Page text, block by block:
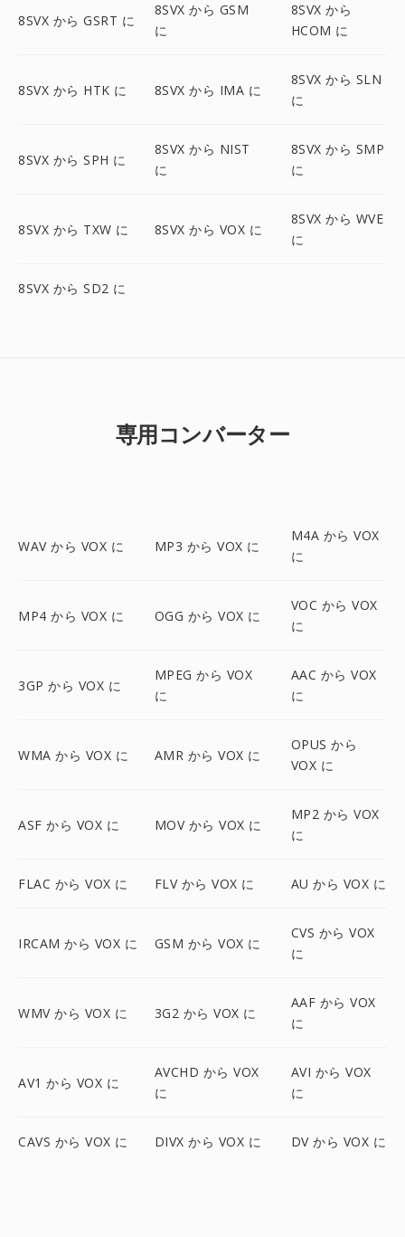
8SVX から GSRT に
8SVX から GSM
に
8SVX から
HCOM に
8SVX から HTK に 8SVX から IMA に
8SVX から SLN
に
8SVX から SPH に
8SVX から NIST
に
8SVX から SMP
に
8SVX から TXW に 8SVX から VOX に
8SVX から WVE
に
8SVX から SD2 に
専用コンバーター
WAV から VOX に MP3 から VOX に
M4A から VOX
に
MP4 から VOX に OGG から VOX に
VOC から VOX
に
3GP から VOX に
MPEG から VOX
に
AAC から VOX
に
WMA から VOX に AMR から VOX に
OPUS から
VOX に
ASF から VOX に MOV から VOX に
MP2 から VOX
に
FLAC から VOX に FLV から VOX に AU から VOX に
IRCAM から VOX に GSM から VOX に
CVS から VOX
に
WMV から VOX に 3G2 から VOX に
AAF から VOX
に
AV1 から VOX に
AVCHD から VOX
に
AVI から VOX
に
CAVS から VOX に DIVX から VOX に DV から VOX に